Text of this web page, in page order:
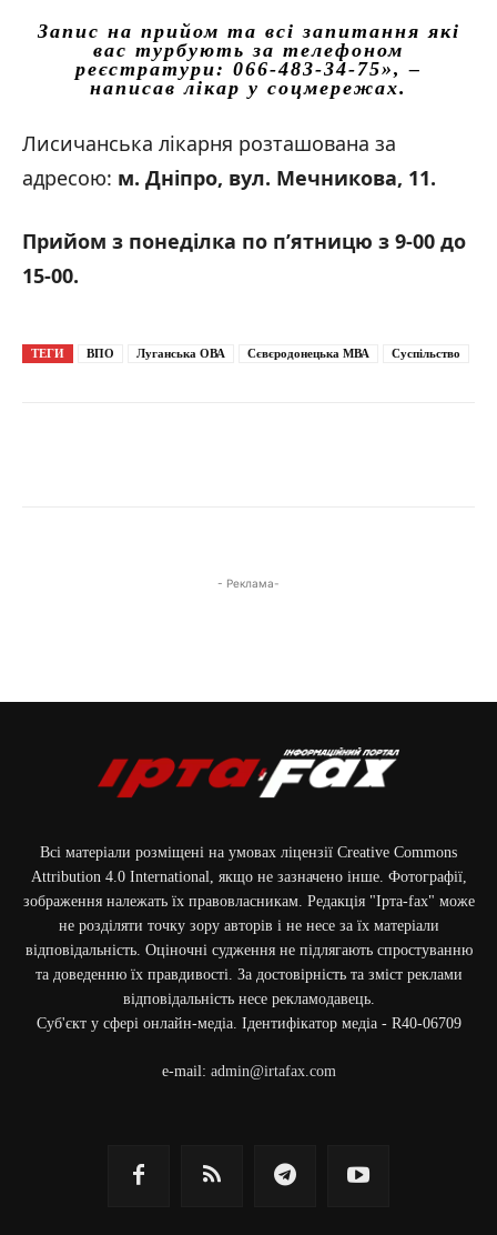
Запис на прийом та всі запитання які
вас турбують за телефоном
реєстратури: 066-483-34-75», –
написав лікар у соцмережах.
Лисичанська лікарня розташована за
адресою: м. Дніпро, вул. Мечникова, 11.
Прийом з понеділка по п’ятницю з 9-00 до
15-00.
ТЕГИ ВПО Луганська ОВА Сєвєродонецька МВА Суспільство
- Реклама-
Всі матеріали розміщені на умовах ліцензії Creative Commons
Attribution 4.0 International, якщо не зазначено інше. Фотографії,
зображення належать їх правовласникам. Редакція "Ірта-fax" може
не розділяти точку зору авторів і не несе за їх матеріали
відповідальність. Оціночні судження не підлягають спростуванню
та доведенню їх правдивості. За достовірність та зміст реклами
відповідальність несе рекламодавець.
Cуб'єкт у сфері онлайн-медіа. Ідентифікатор медіа - R40-06709
e-mail: admin@irtafax.com